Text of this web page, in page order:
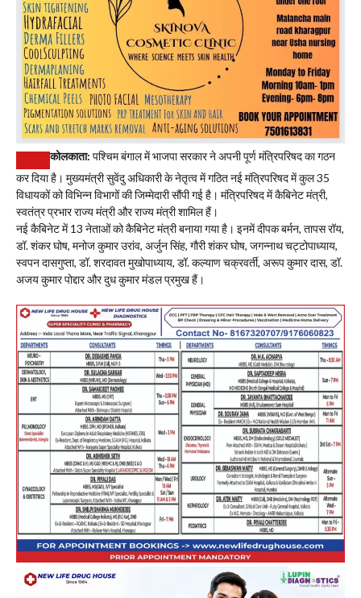
कोलकाता: पश्चिम बंगाल में भाजपा सरकार ने अपनी पूर्ण मंत्रिपरिषद का गठन
कर दिया है। मुख्यमंत्री सुवेंदु अधिकारी के नेतृत्व में गठित नई मंत्रिपरिषद में कुल 35
विधायकों को विभिन्न विभागों की जिम्मेदारी सौंपी गई है। मंत्रिपरिषद में कैबिनेट मंत्री,
स्वतंत्र प्रभार राज्य मंत्री और राज्य मंत्री शामिल हैं।
नई कैबिनेट में 13 नेताओं को कैबिनेट मंत्री बनाया गया है। इनमें दीपक बर्मन, तापस रॉय,
डॉ. शंकर घोष, मनोज कुमार उरांव, अर्जुन सिंह, गौरी शंकर घोष, जगन्नाथ चट्टोपाध्याय,
स्वपन दासगुप्ता, डॉ. शरदावत मुखोपाध्याय, डॉ. कल्याण चक्रवर्ती, अरूप कुमार दास, डॉ.
अजय कुमार पोद्दार और दुध कुमार मंडल प्रमुख हैं।